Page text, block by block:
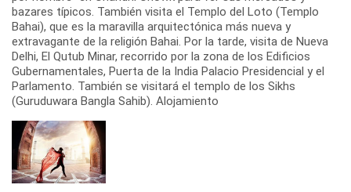
bazares típicos. También visita el Templo del Loto (Templo
Bahai), que es la maravilla arquitectónica más nueva y
extravagante de la religión Bahai. Por la tarde, visita de Nueva
Delhi, El Qutub Minar, recorrido por la zona de los Edificios
Gubernamentales, Puerta de la India Palacio Presidencial y el
Parlamento. También se visitará el templo de los Sikhs
(Guruduwara Bangla Sahib). Alojamiento